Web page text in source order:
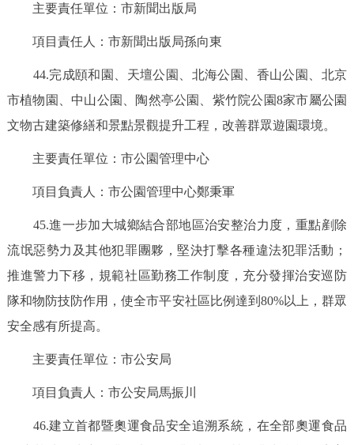
主要責任單位：市新聞出版局
項目責任人：市新聞出版局孫向東
44.完成頤和園、天壇公園、北海公園、香山公園、北京
市植物園、中山公園、陶然亭公園、紫竹院公園8家市屬公園
文物古建築修繕和景點景觀提升工程，改善群眾遊園環境。
主要責任單位：市公園管理中心
項目負責人：市公園管理中心鄭秉軍
45.進一步加大城鄉結合部地區治安整治力度，重點剷除
流氓惡勢力及其他犯罪團夥，堅決打擊各種違法犯罪活動；
推進警力下移，規範社區勤務工作制度，充分發揮治安巡防
隊和物防技防作用，使全市平安社區比例達到80%以上，群眾
安全感有所提高。
主要責任單位：市公安局
項目負責人：市公安局馬振川
46.建立首都暨奧運食品安全追溯系統，在全部奧運食品